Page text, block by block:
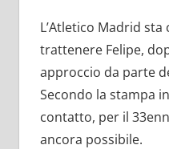
L’Atletico Madrid
trattenere Felipe,
approccio da parte
Secondo la stampa
contatto, per il
ancora possibile.